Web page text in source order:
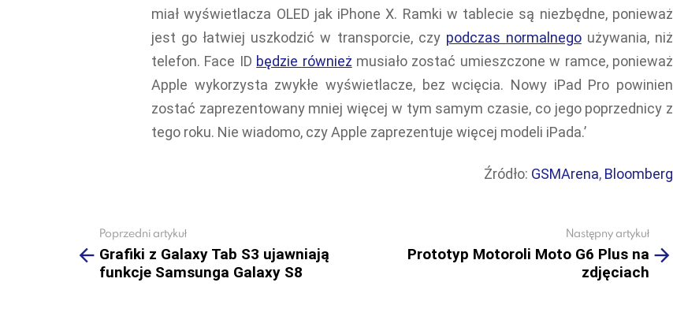
miał wyświetlacza OLED jak iPhone X. Ramki w tablecie są niezbędne, ponieważ
jest go łatwiej uszkodzić w transporcie, czy podczas normalnegoużywania, niż
telefon. Face ID będzie również musiało zostać umieszczone w ramce, ponieważ
Apple wykorzysta zwykłe wyświetlacze, bez wcięcia. Nowy iPad Pro powinien
zostać zaprezentowany mniej więcej w tym samym czasie, co jego poprzednicy z
tego roku. Nie wiadomo, czy Apple zaprezentuje więcej modeli iPada.’
Źródło: GSMArena, Bloomberg
more
Poprzedni artykuł
Grafiki z Galaxy Tab S3 ujawniają
funkcje Samsunga Galaxy S8
Następny artykuł
Prototyp Motoroli Moto G6 Plus na
zdjęciach